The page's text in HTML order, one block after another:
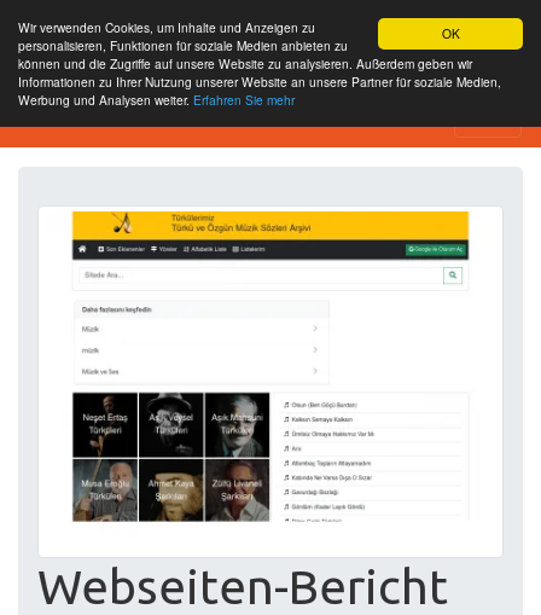
OK
Wir verwenden Cookies, um Inhalte und Anzeigen zu
personalisieren, Funktionen für soziale Medien anbieten zu
können und die Zugriffe auf unsere Website zu analysieren. Außerdem geben wir
Informationen zu Ihrer Nutzung unserer Website an unsere Partner für soziale Medien,
Werbung und Analysen weiter. Erfahren Sie mehr
Website-Analyse-Tool
Webseiten-Bericht